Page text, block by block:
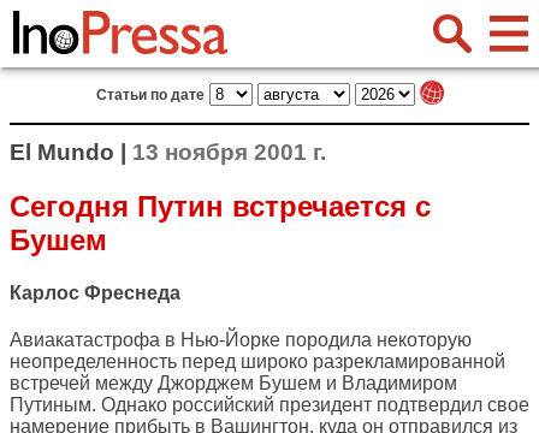
Статьи по дате
El Mundo | 13 ноября 2001 г.
Сегодня Путин встречается с
Бушем
Карлос Фреснеда
Авиакатастрофа в Нью-Йорке породила некоторую
неопределенность перед широко разрекламированной
встречей между Джорджем Бушем и Владимиром
Путиным. Однако российский президент подтвердил свое
намерение прибыть в Вашингтон, куда он отправился из